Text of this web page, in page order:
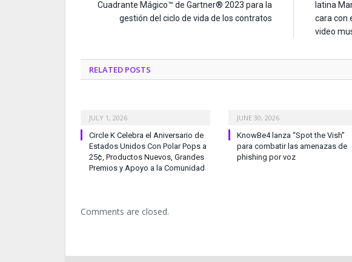
Cuadrante Mágico™ de Gartner® 2023 para la
gestión del ciclo de vida de los contratos
latina
cara con
video
RELATED POSTS
JULY 1, 2026
Circle K Celebra el Aniversario de
Estados Unidos Con Polar Pops a
25¢, Productos Nuevos, Grandes
Premios y Apoyo a la Comunidad
JUNE 30, 2026
KnowBe4 lanza “Spot the Vish”
para combatir las amenazas de
phishing por voz
Comments are closed.